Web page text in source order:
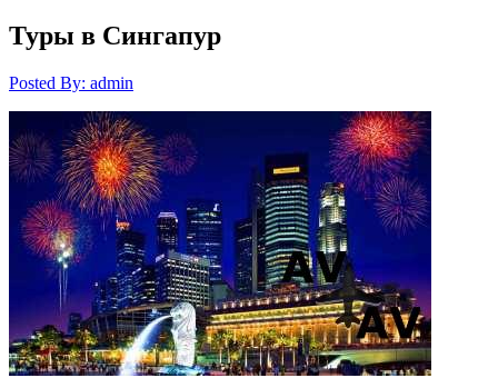
Туры в Сингапур
Posted By: admin